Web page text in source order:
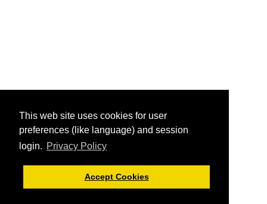
This web site uses cookies for user
preferences (like language) and session
login. Privacy Policy
Accept Cookies